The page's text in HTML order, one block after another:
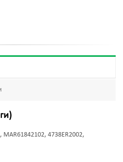
MAR61842102, 4738ER2002,